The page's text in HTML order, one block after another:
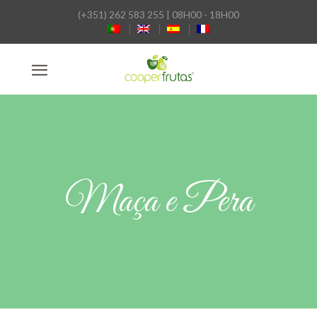
(+351) 262 583 255 | 08H00 - 18H00
Maça e Pera